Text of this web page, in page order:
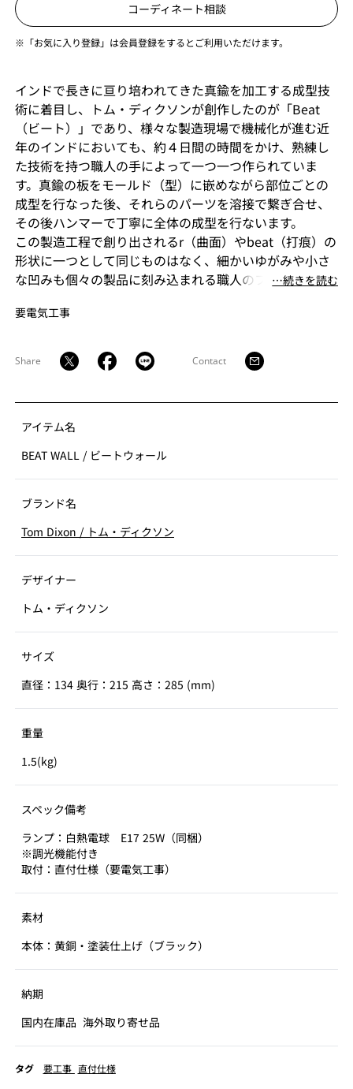
コーディネート相談
※「お気に入り登録」は会員登録をするとご利用いただけます。
インドで長きに亘り培われてきた真鍮を加工する成型技
術に着目し、トム・ディクソンが創作したのが「Beat
（ビート）」であり、様々な製造現場で機械化が進む近
年のインドにおいても、約４日間の時間をかけ、熟練し
た技術を持つ職人の手によって一つ一つ作られていま
す。真鍮の板をモールド（型）に嵌めながら部位ごとの
成型を行なった後、それらのパーツを溶接で繋ぎ合せ、
その後ハンマーで丁寧に全体の成型を行ないます。
この製造工程で創り出されるr（曲面）やbeat（打痕）の
形状に一つとして同じものはなく、細かいゆがみや小さ
な凹みも個々の製品に刻み込まれる職人のフィンガー・
である証とも言えます。個体によっては多少の色ムラが
て作り出される天然のデザインとも言えます。
真鍮という素材の特性上、設置されている環境によって
⋯続きを読む
要電気工事
Share Contact
アイテム名
BEAT WALL / ビートウォール
ブランド名
Tom Dixon / トム・ディクソン
デザイナー
トム・ディクソン
サイズ
直径：134 奥行：215 高さ：285 (mm)
重量
1.5(kg)
スペック備考
ランプ：白熱電球 E17 25W（同梱）
※調光機能付き
取付：直付仕様（要電気工事）
素材
本体：黄銅・塗装仕上げ（ブラック）
納期
国内在庫品 海外取り寄せ品
タグ 要工事 直付仕様